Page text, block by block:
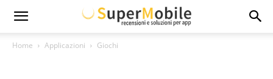
Super
Home Applicazioni Giochi